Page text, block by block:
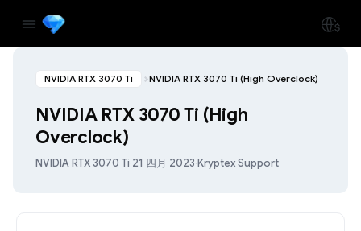
NVIDIA RTX 3070 Ti NVIDIA RTX 3070 Ti (High Overclock)
NVIDIA RTX 3070 Ti (High
Overclock)
NVIDIA RTX 3070 Ti·21 四月 2023·Kryptex Support